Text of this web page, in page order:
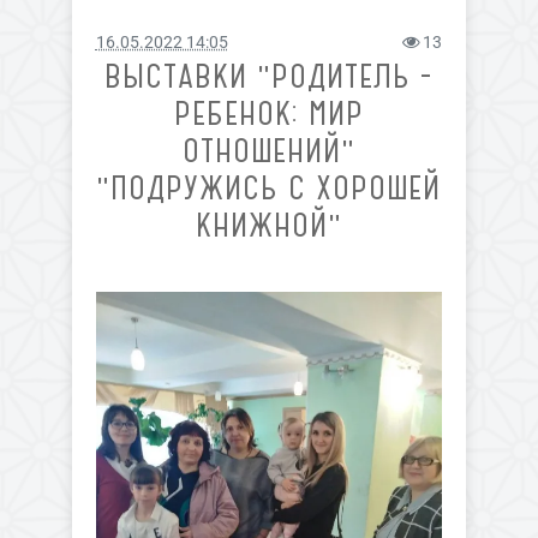
16.05.2022 14:05 13
ВЫСТАВКИ "РОДИТЕЛЬ -
РЕБЕНОК: МИР
ОТНОШЕНИЙ"
"ПОДРУЖИСЬ С ХОРОШЕЙ
КНИЖНОЙ"